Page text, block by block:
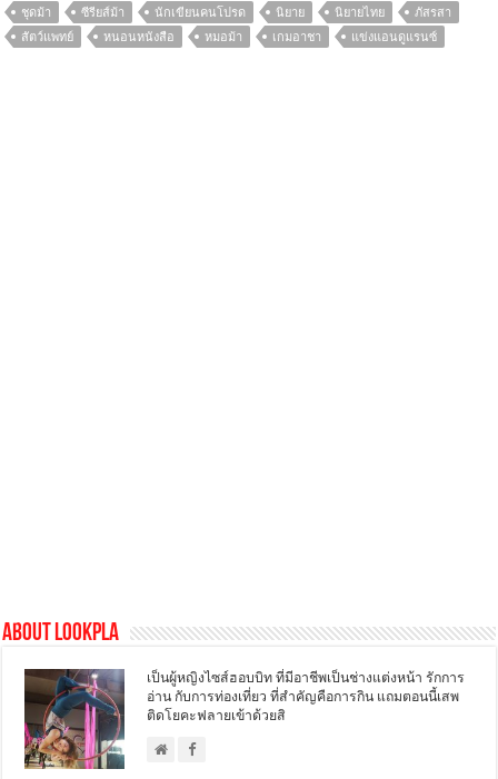
ชุดม้า
ซีรียส์ม้า นักเขียนคนโปรด นิยาย นิยายไทย
ภัสรสา
สัตว์แพทย์
หนอนหนังสือ หมอม้า เกมอาชา แข่งแอนดูแรนซ์
About LookPla
เป็นผู้หญิงไซส์ฮอบบิท ที่มีอาชีพเป็นช่างแต่งหน้า รักการ
อ่าน กับการท่องเที่ยว ที่สำคัญคือการกิน แถมตอนนี้เสพ
ติดโยคะฟลายเข้าด้วยสิ